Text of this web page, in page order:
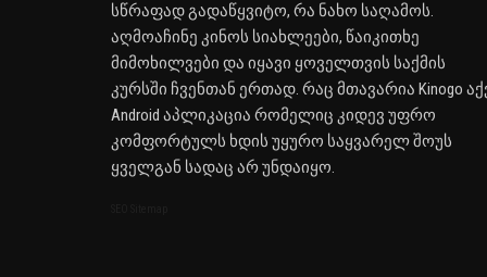
სწრაფად გადაწყვიტო, რა ნახო საღამოს.
აღმოაჩინე კინოს სიახლეები, წაიკითხე
მიმოხილვები და იყავი ყოველთვის საქმის
კურსში ჩვენთან ერთად. რაც მთავარია Kinogo
Android აპლიკაცია რომელიც კიდევ უფრო
კომფორტულს ხდის უყურო საყვარელ შოუს
ყველგან სადაც არ უნდაიყო.